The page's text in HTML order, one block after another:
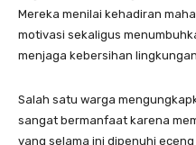
Mereka menilai kehadiran
motivasi sekaligus
menjaga kebersihan
Salah satu warga
sangat bermanfaat karena
yang selama ini dipenuhi